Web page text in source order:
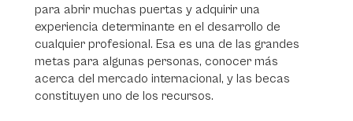
para abrir muchas puertas y adquirir una
experiencia determinante en el desarrollo de
cualquier profesional. Esa es una de las grandes
metas para algunas personas, conocer más
acerca del mercado internacional, y las becas
constituyen uno de los recursos.